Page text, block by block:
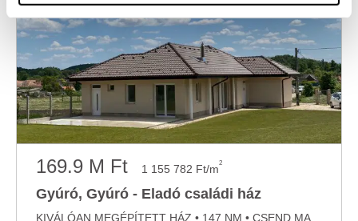
szabásához, közösségi funkciók biztosításához,
valamint weboldalforgalmunk elemzéséhez. Ezenkívül
közösségi média-, hirdető- és elemező partnereinkkel
megosztjuk az Ön weboldalhasználatra vonatkozó
adatait, akik kombinálhatják az adatokat más olyan
adatokkal, amelyeket Ön adott meg számukra vagy az
Ön által használt más szolgáltatásokból gyűjtöttek.
169.9 M Ft 1 155 782 Ft/m2
Gyúró, Gyúró - Eladó családi ház